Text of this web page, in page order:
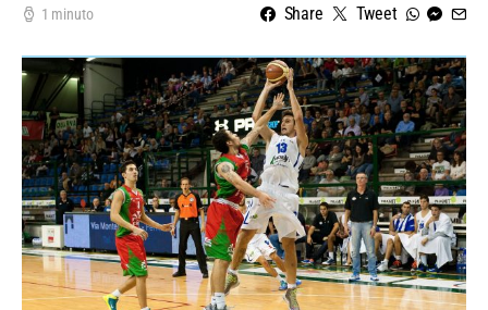
1 minuto Share Tweet